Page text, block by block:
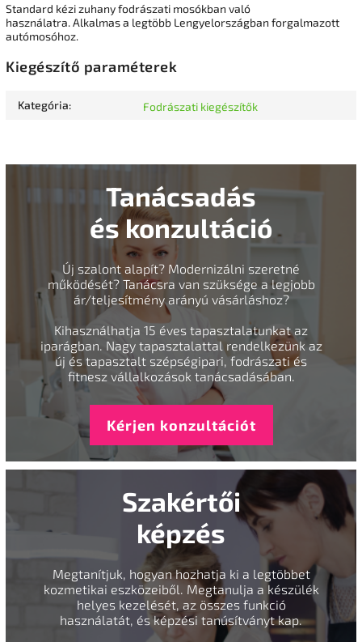
Standard kézi zuhany fodrászati mosókban való
használatra. Alkalmas a legtöbb Lengyelországban forgalmazott
autómosóhoz.
Kiegészítő paraméterek
Kategória: Fodrászati kiegészítők
Tanácsadás
és konzultáció
Új szalont alapít? Modernizálni szeretné
működését? Tanácsra van szüksége a legjobb
ár/teljesítmény arányú vásárláshoz?
Kihasználhatja 15 éves tapasztalatunkat az
iparágban. Nagy tapasztalattal rendelkezünk az
új és tapasztalt szépségipari, fodrászati és
fitnesz vállalkozások tanácsadásában.
Kérjen konzultációt
Szakértői
képzés
Megtanítjuk, hogyan hozhatja ki a legtöbbet
kozmetikai eszközeiből. Megtanulja a készülék
helyes kezelését, az összes funkció
használatát, és képzési tanúsítványt kap.